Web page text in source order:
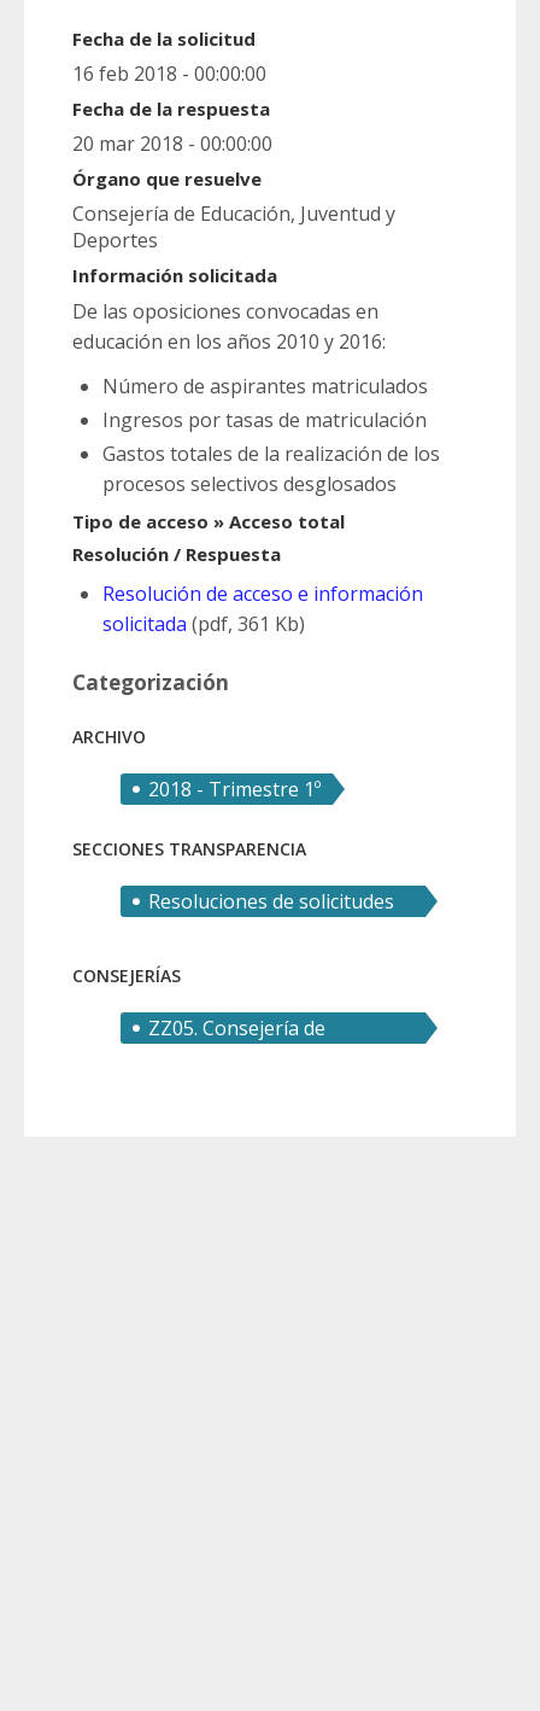
Fecha de la solicitud
16 feb 2018 - 00:00:00
Fecha de la respuesta
20 mar 2018 - 00:00:00
Órgano que resuelve
Consejería de Educación, Juventud y
Deportes
Información solicitada
De las oposiciones convocadas en
educación en los años 2010 y 2016:
Número de aspirantes matriculados
Ingresos por tasas de matriculación
Gastos totales de la realización de los
procesos selectivos desglosados
Tipo de acceso » Acceso total
Resolución / Respuesta
Resolución de acceso e información
solicitada (pdf, 361 Kb)
Categorización
ARCHIVO
2018 - Trimestre 1º
SECCIONES TRANSPARENCIA
Resoluciones de solicitudes
CONSEJERÍAS
ZZ05. Consejería de